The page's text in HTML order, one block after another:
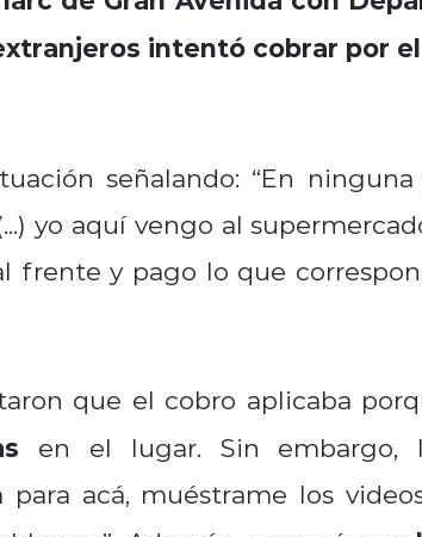
intentó cobrar por
señalando: “En
yo aquí vengo al
frente y pago lo que
que el cobro aplicaba
en el lugar. Sin embargo,
acá, muéstrame los